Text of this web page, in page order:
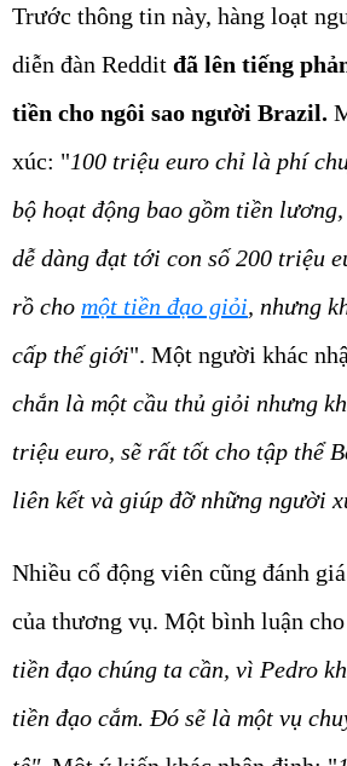
Trước thông tin này, hàng loạt
diễn đàn Reddit đã lên tiếng
tiền cho ngôi sao người Brazil.
xúc: "100 triệu euro chỉ là phí
bộ hoạt động bao gồm tiền
dễ dàng đạt tới con số 200 triệu
rồ cho một tiền đạo giỏi, nhưng
cấp thế giới". Một người khác
chắn là một cầu thủ giỏi nhưng
triệu euro, sẽ rất tốt cho tập thể
liên kết và giúp đỡ những người
Nhiều cổ động viên cũng đánh
của thương vụ. Một bình luận
tiền đạo chúng ta cần, vì Pedro
tiền đạo cắm. Đó sẽ là một vụ